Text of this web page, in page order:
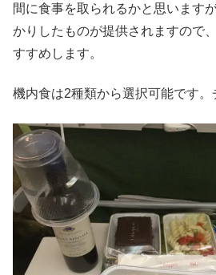
間に食事を取られるかと思います
かりしたものが提供されますので
すすめします。
機内食は2種類から選択可能です。